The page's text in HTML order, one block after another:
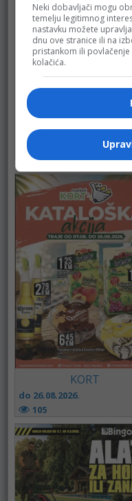
BINGO
do 16.08.2026.
KORT
do 26.08.2026.
105
Neki dobavljači mogu
temelju legitimnog
nastavku možete
dnu ove stranice ili na
pristankom ili
kolačića.